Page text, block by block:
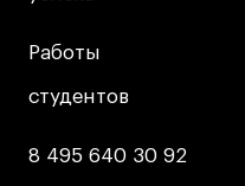
Публичная оферта
Условия возврата
Университет»
Работы
студентов
Работы
студентов
8 495 640 30 92
8 495 640 30 92